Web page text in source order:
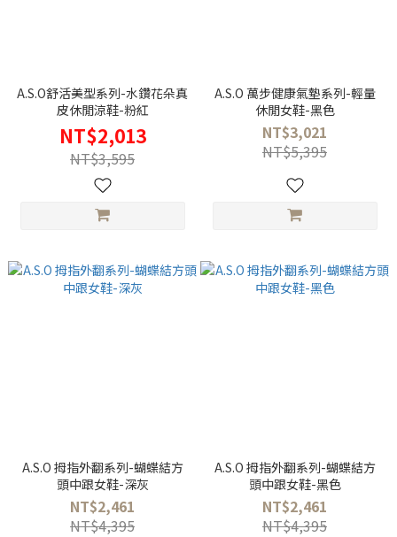
A.S.O舒活美型系列-水鑽花朵真
皮休閒涼鞋-粉紅
NT$2,013
NT$3,595
A.S.O 萬步健康氣墊系列-輕量
休閒女鞋-黑色
NT$3,021
NT$5,395
A.S.O 拇指外翻系列-蝴蝶結方
頭中跟女鞋-深灰
NT$2,461
NT$4,395
A.S.O 拇指外翻系列-蝴蝶結方
頭中跟女鞋-黑色
NT$2,461
NT$4,395